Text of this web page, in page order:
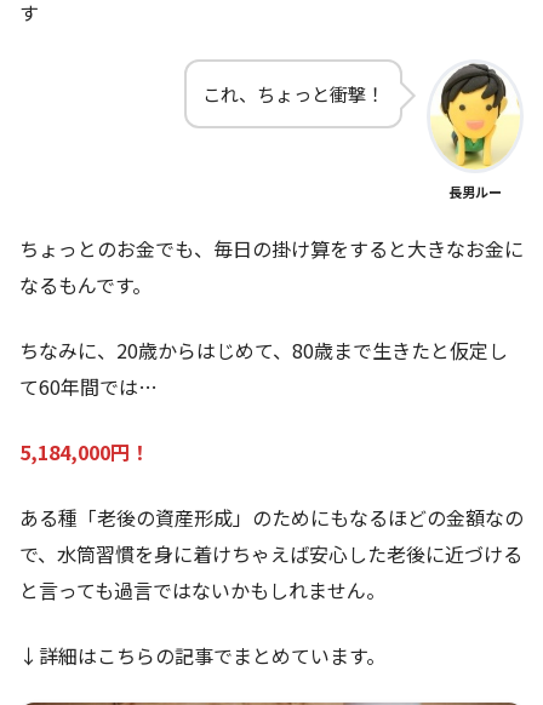
す
これ、ちょっと衝撃！
長男ルー
ちょっとのお金でも、毎日の掛け算をすると大きなお金に
なるもんです。
ちなみに、20歳からはじめて、80歳まで生きたと仮定し
て60年間では…
5,184,000円！
ある種「老後の資産形成」のためにもなるほどの金額なの
で、水筒習慣を身に着けちゃえば安心した老後に近づける
と言っても過言ではないかもしれません。
↓詳細はこちらの記事でまとめています。